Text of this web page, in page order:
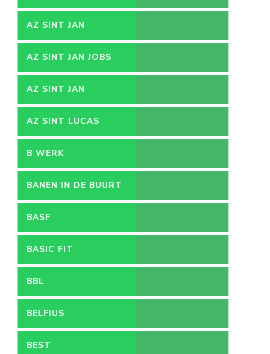
AZ SINT JAN
AZ SINT JAN JOBS
AZ SINT JAN
VACATURES
AZ SINT LUCAS
B WERK
BANEN IN DE BUURT
BASF
BASIC FIT
BBL
BELFIUS
BEST